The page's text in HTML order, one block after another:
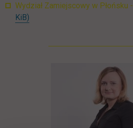
Wydział Zamiejscowy w Płońsku -
KiB)